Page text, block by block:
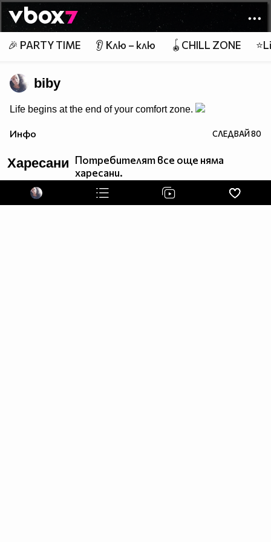
Member of
👾
🎉 PARTY TIME 👂 Клю – клю 🪀CHILL ZONE
biby
Life begins at the end of your comfort zone.
Инфо СЛЕДВАЙ80
Харесани Потребителят все още няма
харесани.